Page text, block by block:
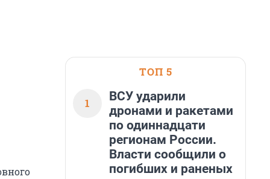
ТОП 5
1
ВСУ ударили
дронами и ракетами
по одиннадцати
регионам России.
Власти сообщили о
погибших и раненых